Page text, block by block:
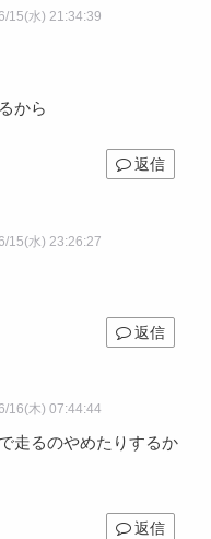
15(水) 21:34:39
から
返信
15(水) 23:26:27
返信
16(木) 07:44:44
走るのやめたりするか
返信